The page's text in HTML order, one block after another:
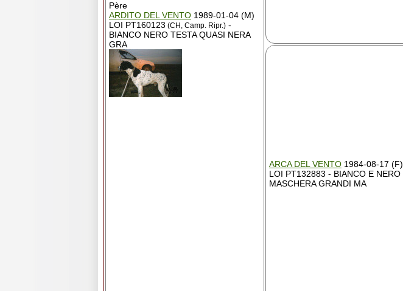
Père
ARDITO DEL VENTO 1989-01-04 (M)
LOI PT160123 (CH, Camp. Ripr.) -
BIANCO NERO TESTA QUASI NERA
GRA
ARCA DEL VENTO 1984-08-17 (F)
LOI PT132883 - BIANCO E NERO
MASCHERA GRANDI MA